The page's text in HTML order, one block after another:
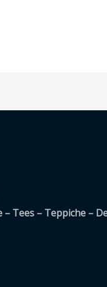
– Tees – Teppiche –